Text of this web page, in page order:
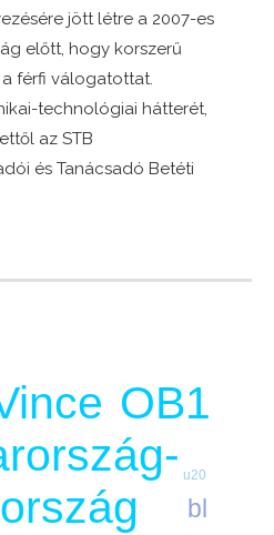
jött létre a 2007-es
előtt, hogy korszerű
férfi válogatottat.
technológiai hátterét,
az STB
és Tanácsadó Betéti
OB1
bl
u20